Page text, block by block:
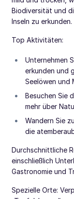
Biodiversität und
Inseln zu erkunden.
Top Aktivitäten:
Unternehmen
erkunden und
Seelöwen und
Besuchen Sie
mehr über
Wandern Sie
die
Durchschnittliche
einschließlich
Gastronomie und
Spezielle Orte: